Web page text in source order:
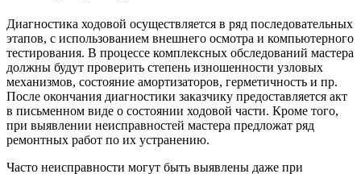
Диагностика ходовой осуществляется в ряд последовательных
этапов, с использованием внешнего осмотра и компьютерного
тестирования. В процессе комплексных обследований мастера
должны будут проверить степень изношенности узловых
механизмов, состояние амортизаторов, герметичность и пр.
После окончания диагностики заказчику предоставляется акт
в письменном виде о состоянии ходовой части. Кроме того,
при выявлении неисправностей мастера предложат ряд
ремонтных работ по их устранению.
Часто неисправности могут быть выявлены даже при